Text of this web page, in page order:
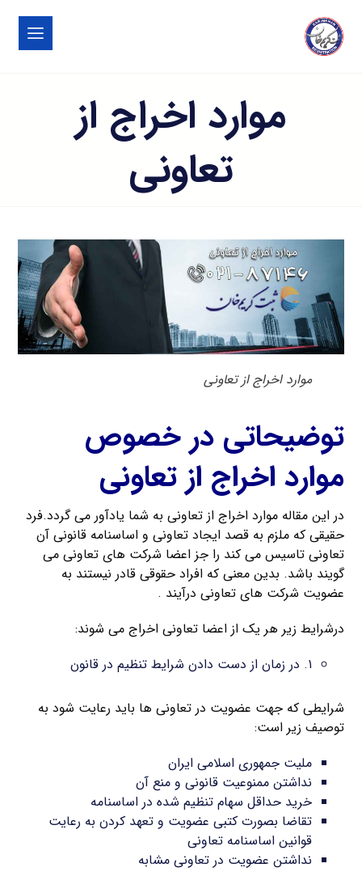
موارد اخراج از
تعاونی
موارد اخراج از تعاونی
توضیحاتی در خصوص
موارد اخراج از تعاونی
در این مقاله موارد اخراج از تعاونی به شما یادآور می گردد.فرد
حقیقی که ملزم به قصد ایجاد تعاونی و اساسنامه قانونی آن
تعاونی تاسیس می کند را جز اعضا شرکت های تعاونی می
گویند باشد. بدین معنی که افراد حقوقی قادر نیستند به
عضویت شرکت های تعاونی درآیند .
درشرایط زیر هر یک از اعضا تعاونی اخراج می شوند:
۱. در زمان از دست دادن شرایط تنظیم در قانون
شرایطی که جهت عضویت در تعاونی ها باید رعایت شود به
توصیف زیر است:
ملیت جمهوری اسلامی ایران
نداشتن ممنوعیت قانونی و منع آن
خرید حداقل سهام تنظیم شده در اساسنامه
تقاضا بصورت کتبی عضویت و تعهد کردن به رعایت
قوانین اساسنامه تعاونی
نداشتن عضویت در تعاونی مشابه